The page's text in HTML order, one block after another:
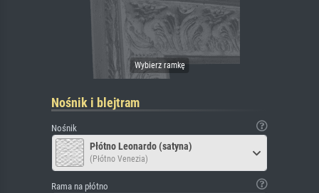
Nośnik i blejtram
Nośnik
Płótno Leonardo (satyna)
(Płótno Venezia)
Rama na płótno